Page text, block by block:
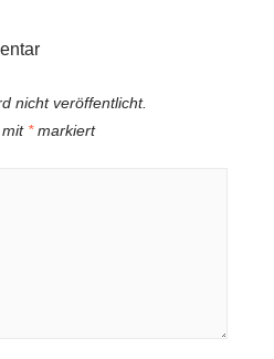
nicht veröffentlicht.
mit *markiert